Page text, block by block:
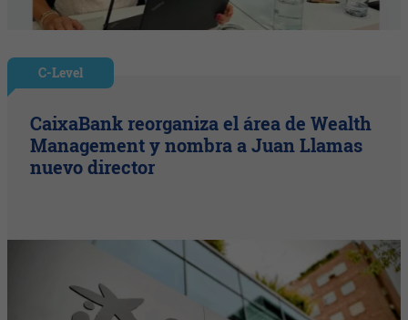
C-Level
CaixaBank reorganiza el área de Wealth
Management y nombra a Juan Llamas
nuevo director